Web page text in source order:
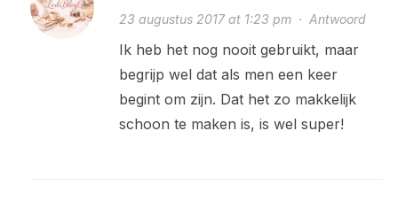
23 augustus 2017 at 1:23 pm· Antwoord
Ik heb het nog nooit gebruikt, maar
begrijp wel dat als men een keer
begint om zijn. Dat het zo makkelijk
schoon te maken is, is wel super!